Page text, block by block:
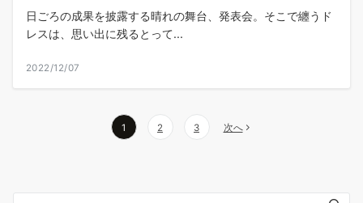
日ごろの成果を披露する晴れの舞台、発表会。そこで纏うド
レスは、思い出に残るとって...
2022/12/07
1 2 3 次へ